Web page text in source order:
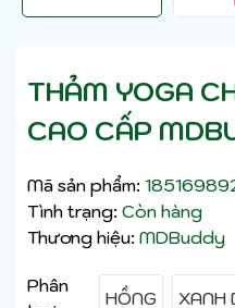
THẢM YOGA
CAO CẤP
Mã sản phẩm:
Tình trạng: Còn hàng
Thương hiệu: MDBuddy
Phân
HỒNG XANH